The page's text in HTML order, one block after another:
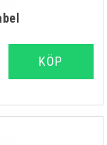
KÖP